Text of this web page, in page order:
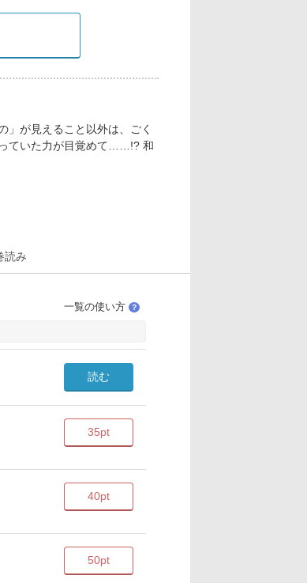
が見えること以外は、ごく
ていた力が目覚めて……!? 和
読み
一覧の使い方 ？
読む
35pt
40pt
50pt